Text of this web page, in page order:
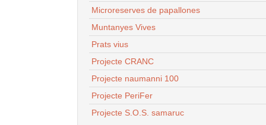
Microreserves de papallones
Muntanyes Vives
Prats vius
Projecte CRANC
Projecte naumanni 100
Projecte PeriFer
Projecte S.O.S. samaruc